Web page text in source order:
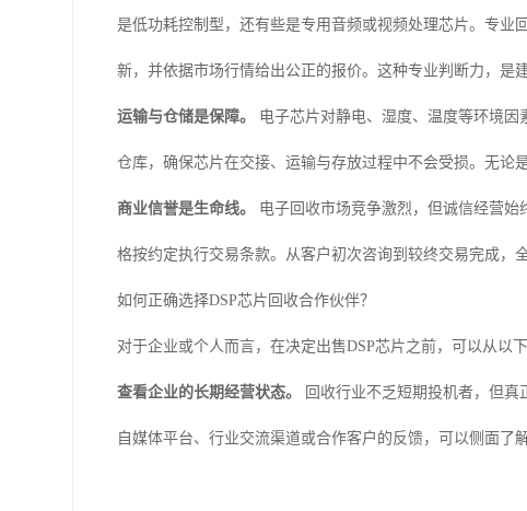
是低功耗控制型，还有些是专用音频或视频处理芯片。专业
新，并依据市场行情给出公正的报价。这种专业判断力，是
运输与仓储是保障。 电子芯片对静电、湿度、温度等环境
仓库，确保芯片在交接、运输与存放过程中不会受损。无论
商业信誉是生命线。 电子回收市场竞争激烈，但诚信经营
格按约定执行交易条款。从客户初次咨询到较终交易完成，
如何正确选择DSP芯片回收合作伙伴？
对于企业或个人而言，在决定出售DSP芯片之前，可以从以
查看企业的长期经营状态。 回收行业不乏短期投机者，但
自媒体平台、行业交流渠道或合作客户的反馈，可以侧面了